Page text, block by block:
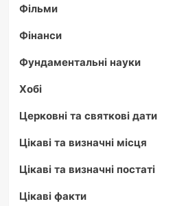
Фільми
Фінанси
Фундаментальні науки
Хобі
Церковні та святкові дати
Цікаві та визначні місця
Цікаві та визначні постаті
Цікаві факти